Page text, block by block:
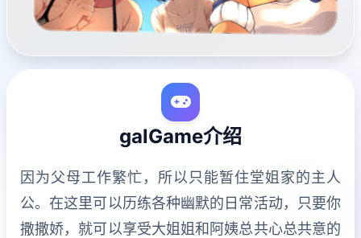
galGame介绍
因为父母工作繁忙，所以只能暂住堂姐家的主人
公。在这里可以历练各种幽默的日常活动，只要你
撒撒娇，就可以享受大姐姐和阿姨总共心总共意的